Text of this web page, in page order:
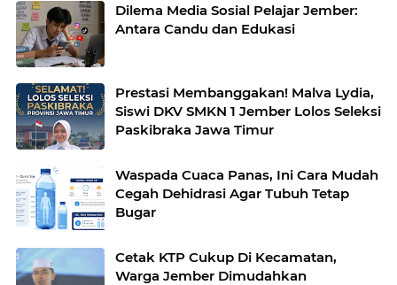
Dilema Media Sosial Pelajar Jember:
Antara Candu dan Edukasi
Prestasi Membanggakan! Malva Lydia,
Siswi DKV SMKN 1 Jember Lolos Seleksi
Paskibraka Jawa Timur
Waspada Cuaca Panas, Ini Cara Mudah
Cegah Dehidrasi Agar Tubuh Tetap
Bugar
Cetak KTP Cukup Di Kecamatan,
Warga Jember Dimudahkan